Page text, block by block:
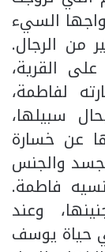
السيء
من الرجال.
القرية،
لفاطمة،
سبيلها،
عن خسارة
والجنس
فاطمة.
وعند
حياة يوسف